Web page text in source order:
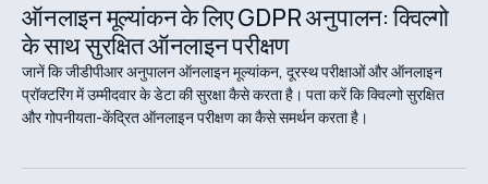
ऑनलाइन मूल्यांकन के लिए GDPR अनुपालन: क्विल्गो
के साथ सुरक्षित ऑनलाइन परीक्षण
जानें कि जीडीपीआर अनुपालन ऑनलाइन मूल्यांकन, दूरस्थ परीक्षाओं और ऑनलाइन
प्रॉक्टरिंग में उम्मीदवार के डेटा की सुरक्षा कैसे करता है। पता करें कि क्विल्गो सुरक्षित
और गोपनीयता-केंद्रित ऑनलाइन परीक्षण का कैसे समर्थन करता है।